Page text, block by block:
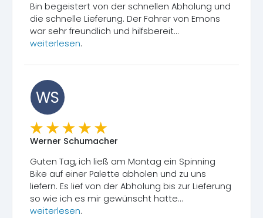
Bin begeistert von der schnellen Abholung und
die schnelle Lieferung. Der Fahrer von Emons
war sehr freundlich und hilfsbereit...
weiterlesen.
WS
Werner Schumacher
Guten Tag, ich ließ am Montag ein Spinning
Bike auf einer Palette abholen und zu uns
liefern. Es lief von der Abholung bis zur Lieferung
so wie ich es mir gewünscht hatte...
weiterlesen.